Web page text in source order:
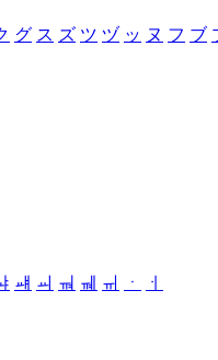
グ ス ズ ツ ヅ ッ ヌ フ ブ
ㆈ ㆉ ㆊ ㆋ ㆌ ㆍ
ㆎ